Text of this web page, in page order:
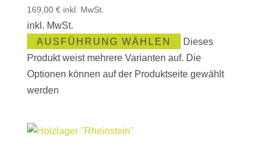
169,00 € inkl. MwSt.
inkl. MwSt.
AUSFÜHRUNG WÄHLEN
Dieses
Produkt weist mehrere Varianten auf. Die
Optionen können auf der Produktseite gewählt
werden